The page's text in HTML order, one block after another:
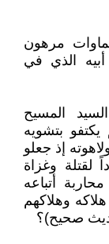
مرهون
أبيه الذي في
المسيح
بتشويه
إذ جعلو
لقتلة وغزاة
أتباعه
وهلاكهم
صحيح)؟